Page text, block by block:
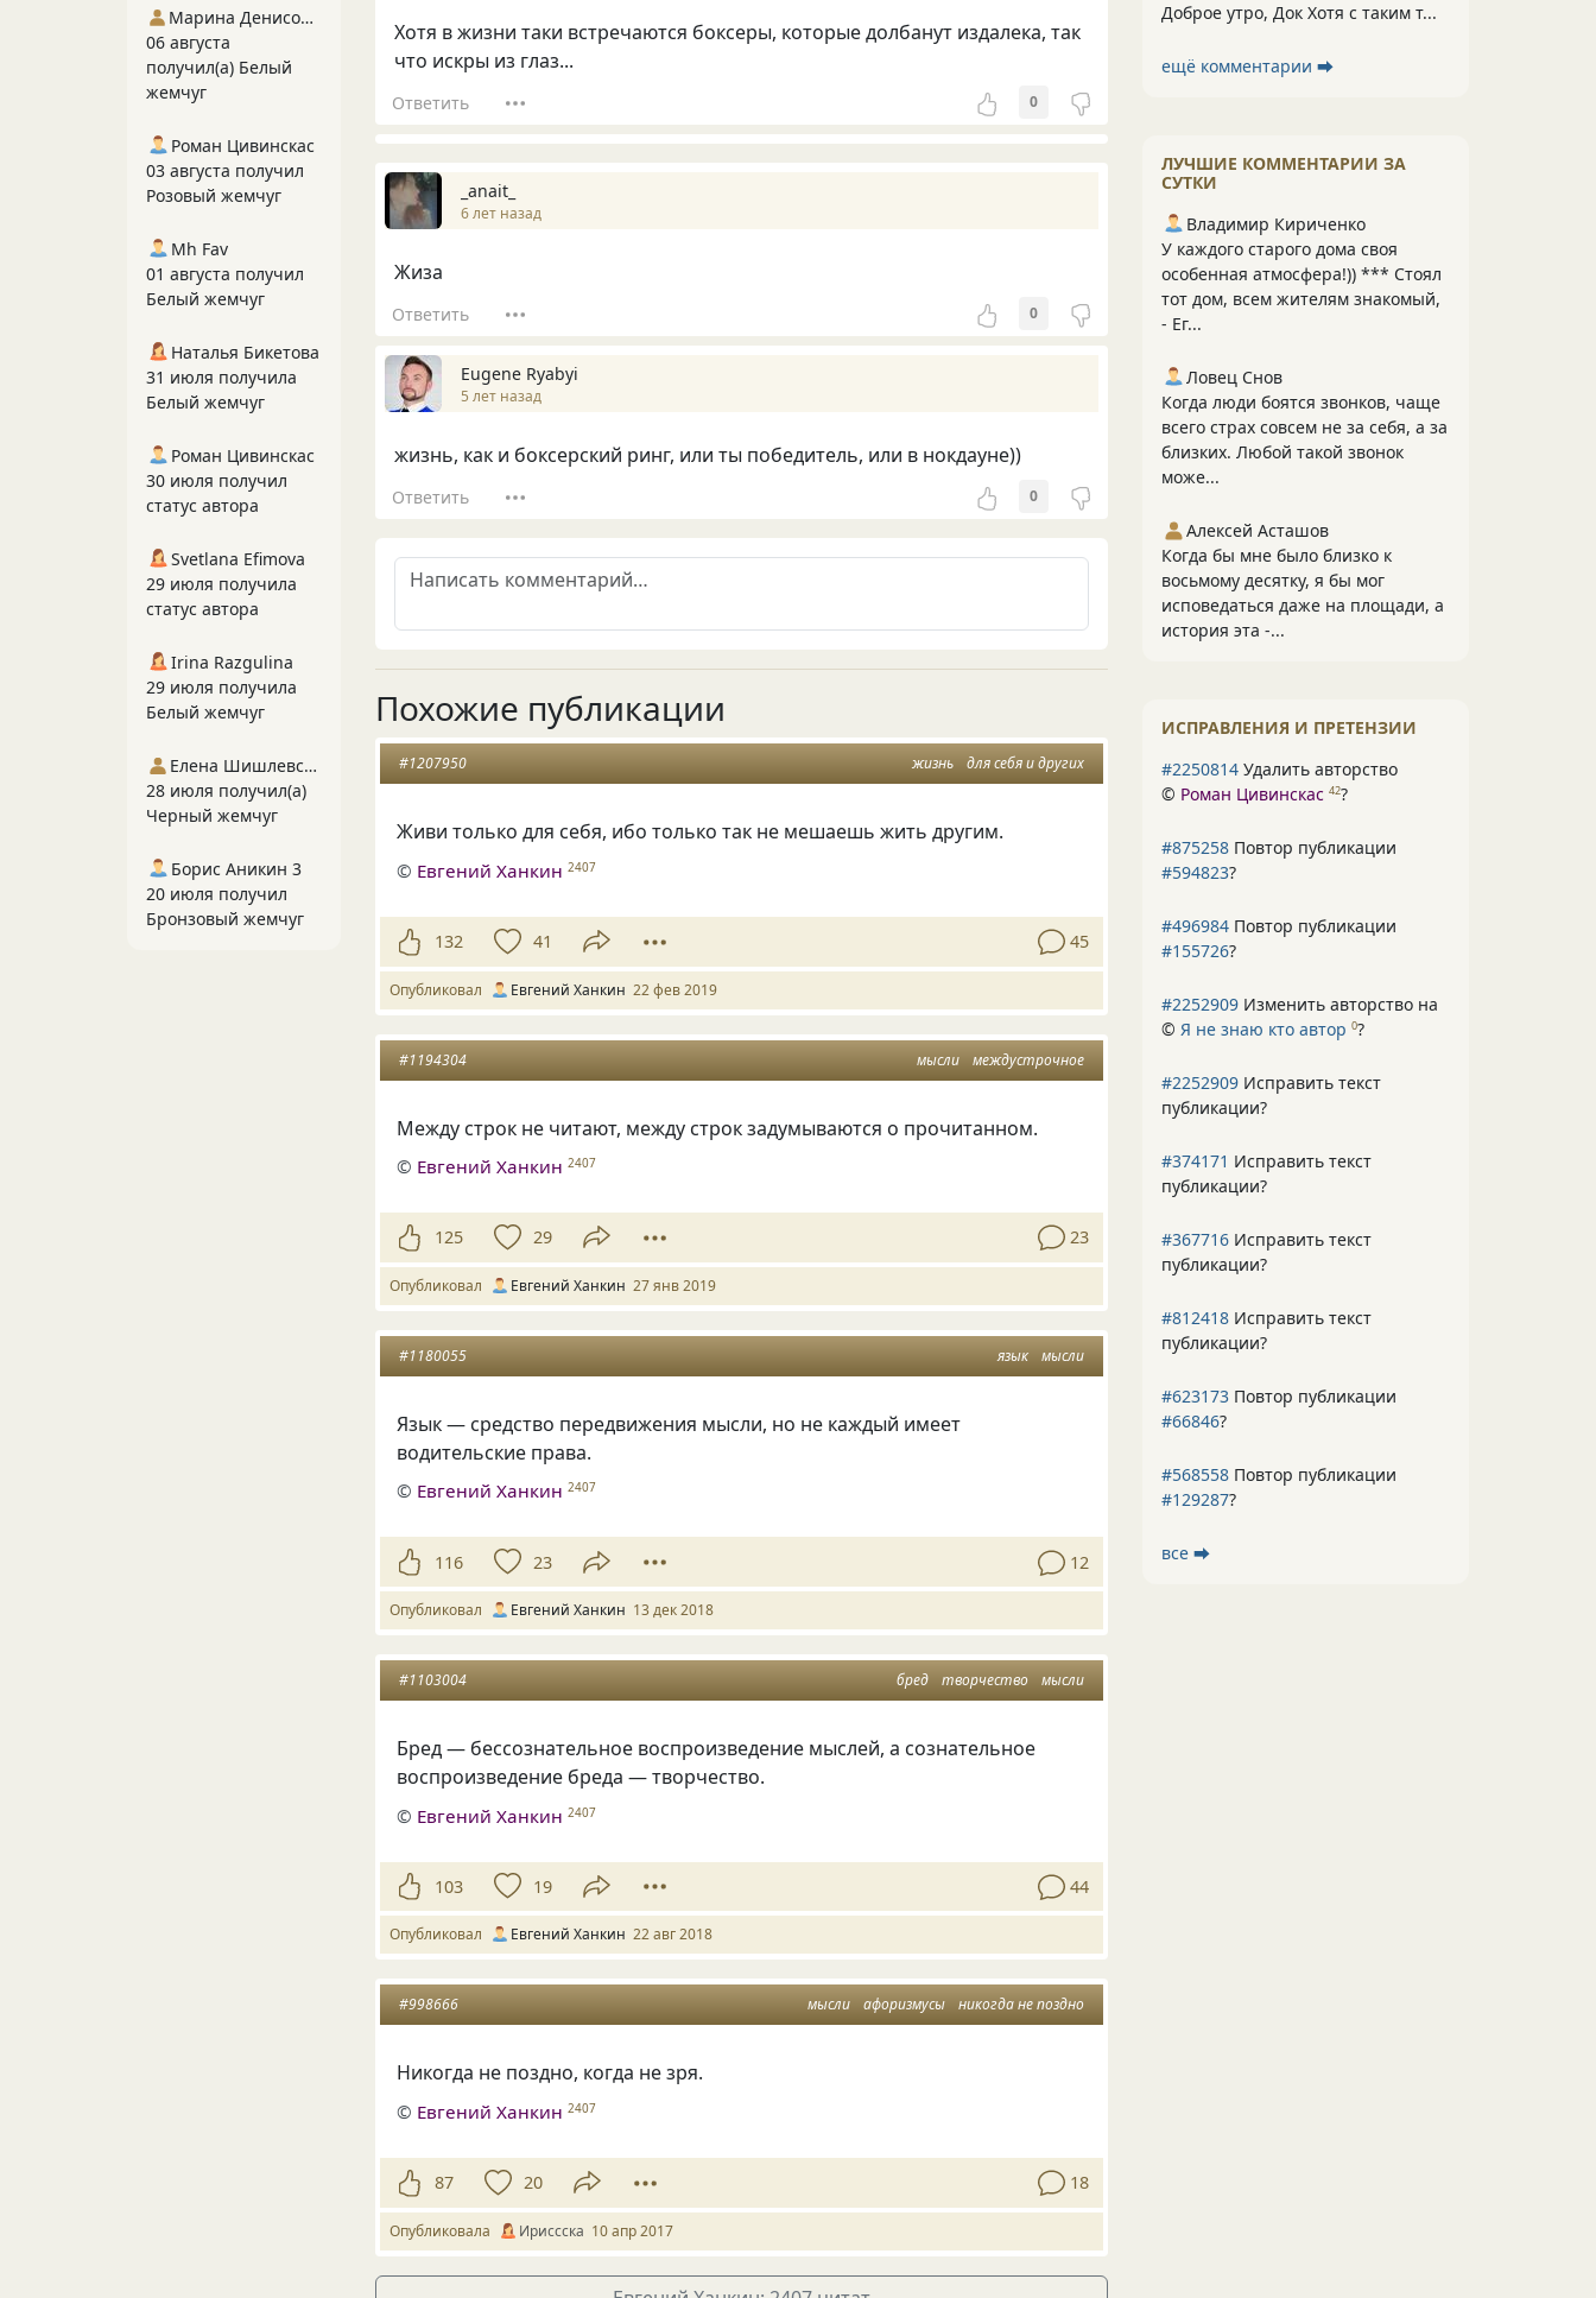
Хотя в жизни таки встречаются боксеры, которые долбанут издалека, так
что искры из глаз...
Ответить 0
_anait_
6 лет назад
Жиза
Ответить 0
Eugene Ryabyi
5 лет назад
жизнь, как и боксерский ринг, или ты победитель, или в нокдауне))
Ответить 0
Похожие публикации
жизнь для себя и других
#1207950
Живи только для себя, ибо только так не мешаешь жить другим.
© Евгений Ханкин 2407
132 41 45
Опубликовал Евгений Ханкин 22 фев 2019
мысли междустрочное
#1194304
Mежду строк не читают, между строк задумываются о прочитанном.
© Евгений Ханкин 2407
125 29 23
Опубликовал Евгений Ханкин 27 янв 2019
язык мысли
#1180055
Язык — средство передвижения мысли, но не каждый имеет
водительские права.
© Евгений Ханкин 2407
116 23 12
Опубликовал Евгений Ханкин 13 дек 2018
бред творчество мысли
#1103004
Бред — бессознательное воспроизведение мыслей, а сознательное
воспроизведение бреда — творчество.
© Евгений Ханкин 2407
103 19 44
Опубликовал Евгений Ханкин 22 авг 2018
мысли афоризмусы никогда не поздно
#998666
Никогда не поздно, когда не зря.
© Евгений Ханкин 2407
87 20 18
Опубликовала Ириссска 10 апр 2017
Доброе утро, Док Хотя с таким т...
ещё комментарии ⮕
ЛУЧШИЕ КОММЕНТАРИИ ЗА
СУТКИ
Владимир Кириченко
У каждого старого дома своя
особенная атмосфера!)) *** Стоял
тот дом, всем жителям знакомый,
- Ег...
Ловец Снов
Когда люди боятся звонков, чаще
всего страх совсем не за себя, а за
близких. Любой такой звонок
може...
Алексей Асташов
Когда бы мне было близко к
восьмому десятку, я бы мог
исповедаться даже на площади, а
история эта -...
ИСПРАВЛЕНИЯ И ПРЕТЕНЗИИ
#2250814 Удалить авторство
© Роман Цивинскас 42?
#875258 Повтор публикации
#594823?
#496984 Повтор публикации
#155726?
#2252909 Изменить авторство на
© Я не знаю кто автор 0?
#2252909 Исправить текст
публикации?
#374171 Исправить текст
публикации?
#367716 Исправить текст
публикации?
#812418 Исправить текст
публикации?
#623173 Повтор публикации
#66846?
#568558 Повтор публикации
#129287?
все ⮕
Марина Денисова 5
06 августа
получил(а) Белый
жемчуг
Роман Цивинскас
03 августа получил
Розовый жемчуг
Mh Fav
01 августа получил
Белый жемчуг
Наталья Бикетова
31 июля получила
Белый жемчуг
Роман Цивинскас
30 июля получил
статус автора
Svetlana Efimova
29 июля получила
статус автора
Irina Razgulina
29 июля получила
Белый жемчуг
Елена Шишлевская
28 июля получил(а)
Черный жемчуг
Борис Аникин 3
20 июля получил
Бронзовый жемчуг